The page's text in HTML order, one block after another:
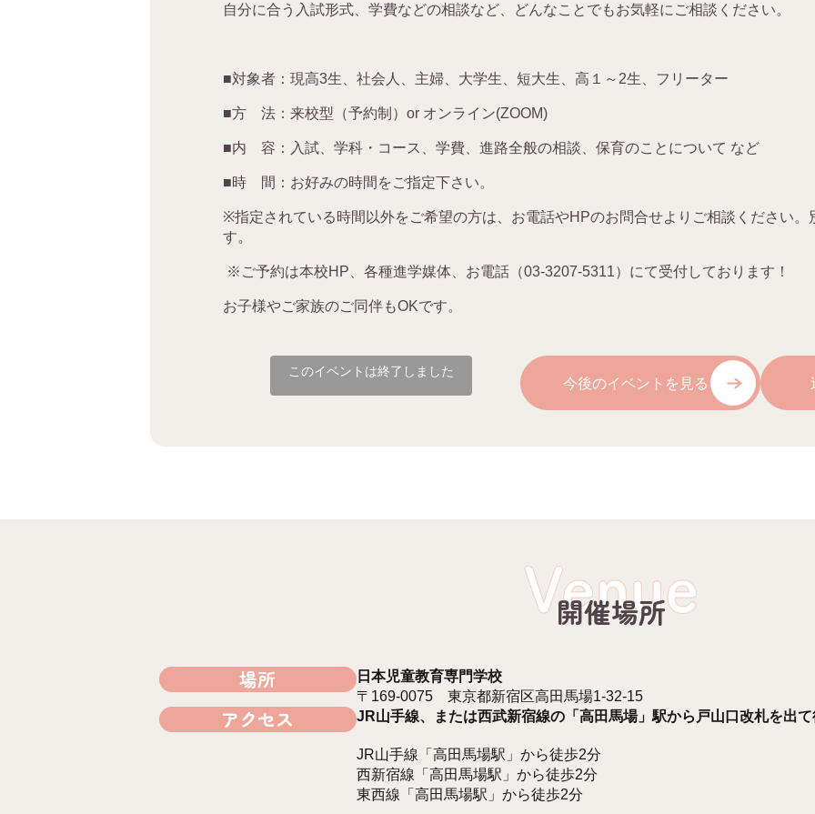
自分に合う入試形式、学費などの相談など、どんなことでもお気軽にご相談ください。
■対象者：現高3生、社会人、主婦、大学生、短大生、高１～ 2生、フリーター
■方 法：来校型（予約制） or オンライン(ZOOM)
■内 容：入試、学科・コース、学費、進路全般の相談、保育のことについて など
■時 間：お好みの時間をご指定下さい。
※指定されている時間以外をご希望の方は、お電話やHPのお問合せよりご相談ください。
す。
※ご予約は本校HP、各種進学媒体、お電話（03-3207-5311）にて受付しております！
お子様やご家族のご同伴もOKです。
このイベントは終了しました
今後のイベントを見る
Venue
開催場所
場所
日本児童教育専門学校
〒169-0075 東京都新宿区高田馬場1-32-15
アクセス JR山手線、または西武新宿線の「高田馬場」駅から戸山口改札を出
JR山手線「高田馬場駅」から徒歩2分
西新宿線「高田馬場駅」から徒歩2分
東西線「高田馬場駅」から徒歩2分